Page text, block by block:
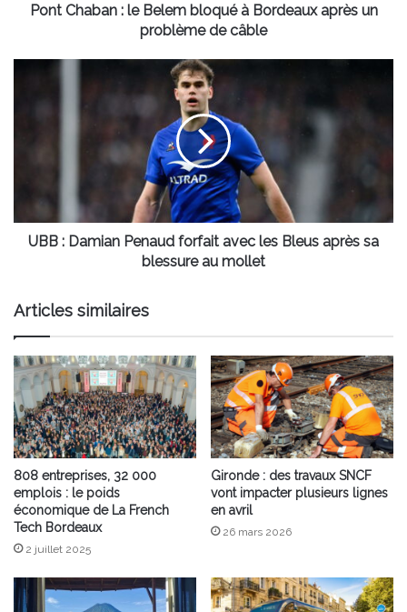
Pont Chaban : le Belem bloqué à Bordeaux après un
problème de câble
Bleus
après
UBB : Damian Penaud forfait avec les Bleus après sa
blessure au mollet
Articles similaires
808 entreprises, 32 000
emplois : le poids
économique de La French
Tech Bordeaux
2 juillet 2025
Gironde : des travaux SNCF
vont impacter plusieurs lignes
en avril
26 mars 2026